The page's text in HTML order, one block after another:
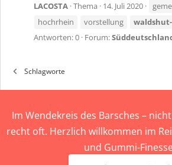
LACOSTA Thema 14. Juli 2020
hochrhein
vorstellung
Antworten: 0 Forum:
Schlagworte
Im Wendekreis des Barsches –
recht oft. Herzlich willkommen im
und Gummi-